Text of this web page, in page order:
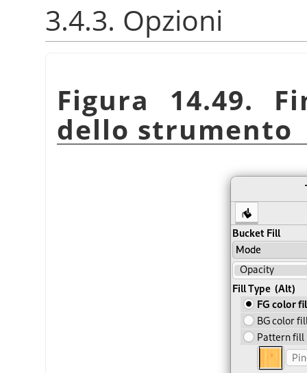
3.4.3. Opzioni
Figura 14.49.
dello strumento